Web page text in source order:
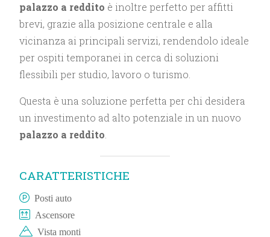
palazzo a reddito è inoltre perfetto per affitti
brevi, grazie alla posizione centrale e alla
vicinanza ai principali servizi, rendendolo ideale
per ospiti temporanei in cerca di soluzioni
flessibili per studio, lavoro o turismo.
Questa è una soluzione perfetta per chi desidera
un investimento ad alto potenziale in un nuovo
palazzo a reddito.
CARATTERISTICHE
Posti auto
Ascensore
Vista monti